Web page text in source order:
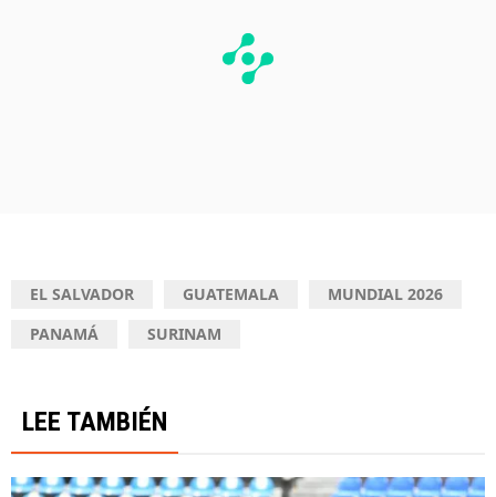
EL SALVADOR GUATEMALA
MUNDIAL 2026
PANAMÁ
SURINAM
LEE TAMBIÉN